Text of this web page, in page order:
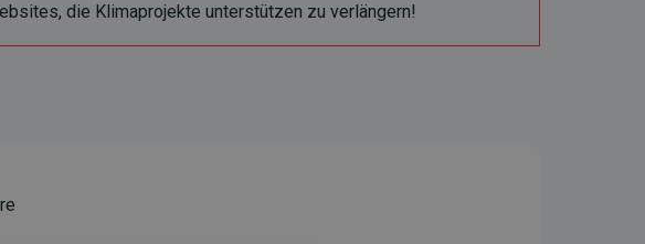
die Klimaprojekte unterstützen zu verlängern!